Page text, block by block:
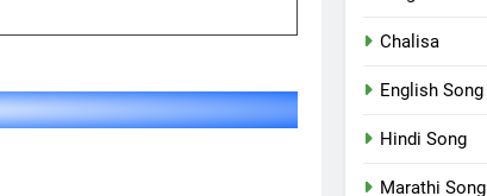
Chalisa
English Song
Hindi Song
Marathi Song